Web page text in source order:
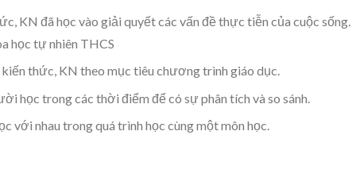
KN đã học vào giải quyết các vấn đề thực tiễn của cuộc sống.
thức, KN theo mục tiêu chương trình giáo dục.
học trong các thời điểm để có sự phân tích và so sánh.
với nhau trong quá trình học cùng một môn học.